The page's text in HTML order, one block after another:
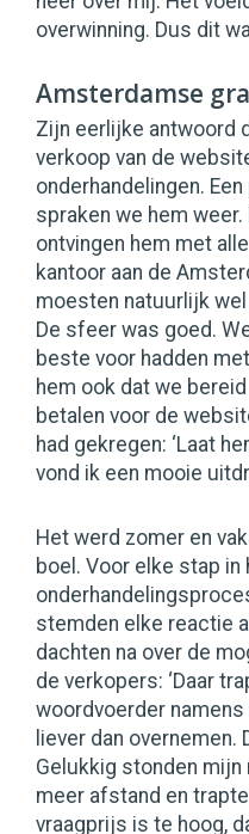
overwinning. Dus dit
Amsterdamse
Zijn eerlijke antwoord
verkoop van de
onderhandelingen.
spraken we hem
ontvingen hem met
kantoor aan de
moesten natuurlijk
De sfeer was goed.
beste voor hadden
hem ook dat we
betalen voor de
had gekregen: ‘Laat
vond ik een mooie
Het werd zomer en
boel. Voor elke stap in
stemden elke reactie
dachten na over de
de verkopers: ‘Daar
woordvoerder
liever dan overnemen.
Gelukkig stonden
meer afstand en
vraagprijs is te hoog,